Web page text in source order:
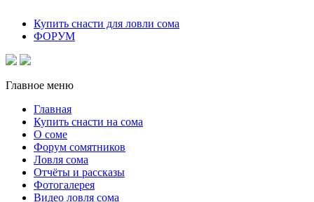
Купить снасти для ловли сома
ФОРУМ
Главное меню
Главная
Купить снасти на сома
О соме
Форум сомятников
Ловля сома
Отчёты и рассказы
Фотогалерея
Видео ловля сома